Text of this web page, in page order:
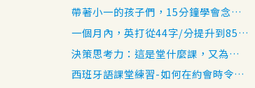
帶著小一的孩子們，15分鐘學會念出
日語五十音
一個月內，英打從44字/分提升到85
字/分
決策思考力：這是堂什麼課，又為我帶
來了什麼樣的收穫
西班牙語課堂練習-如何在約會時令對